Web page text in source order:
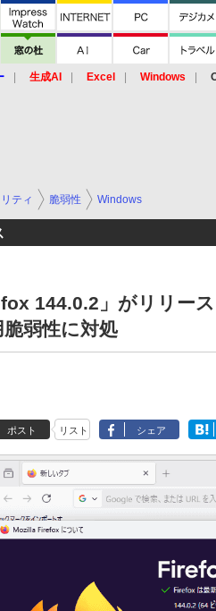
生成AI Excel Windows
ティ 脆弱性 Windows
144.0.2」がリリー
脆弱性に対処
ポスト リスト シェア